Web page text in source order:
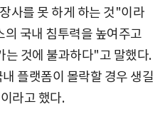
사를 못 하게 하는 것"이라
국내 침투력을 높여주고
는 것에 불과하다"고 말했다.
플랫폼이 몰락할 경우 생길
라고 했다.